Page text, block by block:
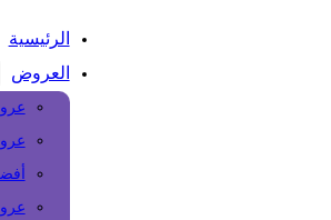
الرئيسية
العروض